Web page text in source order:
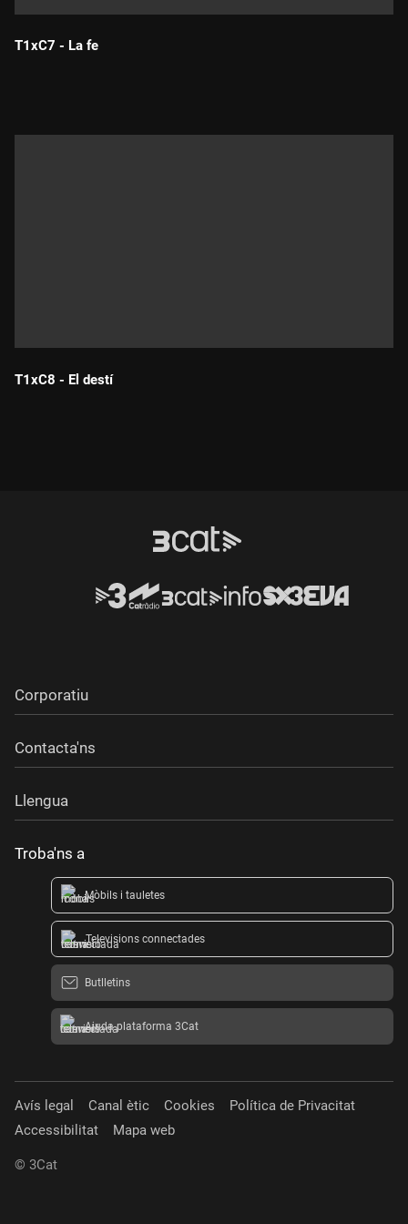
T1xC7 - La fe
T1xC8 - El destí
Corporatiu
Contacta'ns
Llengua
Troba'ns a
Mòbils i tauletes
Televisions connectades
Butlletins
Ajuda plataforma 3Cat
Avís legal Canal ètic Cookies
Política de Privacitat
Accessibilitat
Mapa web
© 3Cat